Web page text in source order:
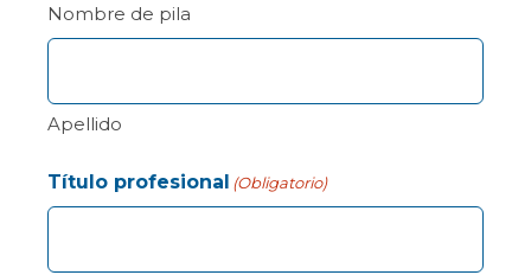
Nombre de pila
Apellido
Título profesional (Obligatorio)